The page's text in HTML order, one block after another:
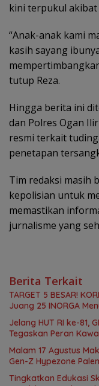
kini terpukul
“Anak-anak kami
kasih sayang
tutup Reza.
Hingga berita ini
dan Polres Ogan
resmi terkait
penetapan
Tim redaksi masih
kepolisian untuk
memastikan
jurnalisme yang
Berita Terkait
TARGET 5 BESAR!
Juang 25 INORGA
Jelang HUT RI ke-81,
Tegaskan Peran
Malam 17 Agustus
Gen-Z Hypezone
Tingkatkan Edukasi